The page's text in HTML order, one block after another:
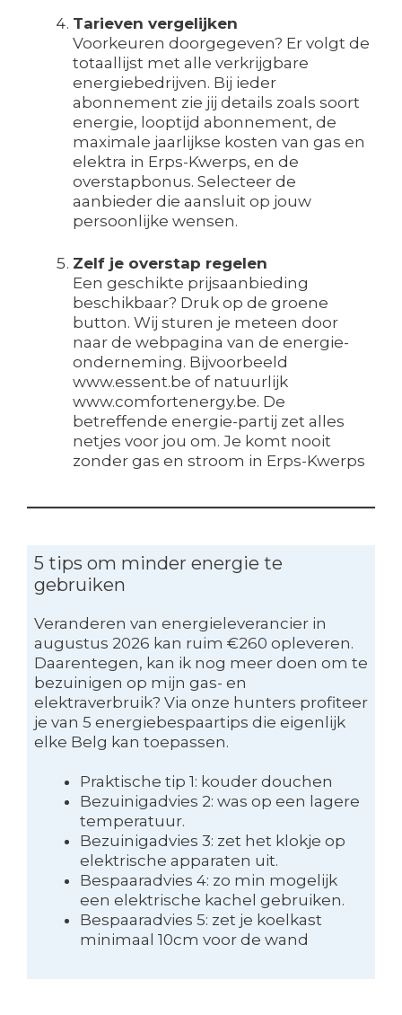
Tarieven vergelijken
Voorkeuren doorgegeven? Er volgt de
totaallijst met alle verkrijgbare
energiebedrijven. Bij ieder
abonnement zie jij details zoals soort
energie, looptijd abonnement, de
maximale jaarlijkse kosten van gas en
elektra in Erps-Kwerps, en de
overstapbonus. Selecteer de
aanbieder die aansluit op jouw
persoonlijke wensen.
Zelf je overstap regelen
Een geschikte prijsaanbieding
beschikbaar? Druk op de groene
button. Wij sturen je meteen door
naar de webpagina van de energie-
onderneming. Bijvoorbeeld
www.essent.be of natuurlijk
www.comfortenergy.be. De
betreffende energie-partij zet alles
netjes voor jou om. Je komt nooit
zonder gas en stroom in Erps-Kwerps
5 tips om minder energie te
gebruiken
Veranderen van energieleverancier in
augustus 2026 kan ruim €260 opleveren.
Daarentegen, kan ik nog meer doen om te
bezuinigen op mijn gas- en
elektraverbruik? Via onze hunters profiteer
je van 5 energiebespaartips die eigenlijk
elke Belg kan toepassen.
Praktische tip 1: kouder douchen
Bezuinigadvies 2: was op een lagere
temperatuur.
Bezuinigadvies 3: zet het klokje op
elektrische apparaten uit.
Bespaaradvies 4: zo min mogelijk
een elektrische kachel gebruiken.
Bespaaradvies 5: zet je koelkast
minimaal 10cm voor de wand